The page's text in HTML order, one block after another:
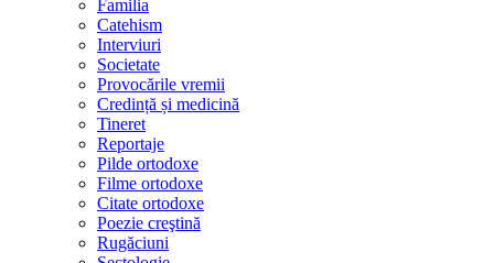
Familia
Catehism
Interviuri
Societate
Provocările vremii
Credință și medicină
Tineret
Reportaje
Pilde ortodoxe
Filme ortodoxe
Citate ortodoxe
Poezie creştină
Rugăciuni